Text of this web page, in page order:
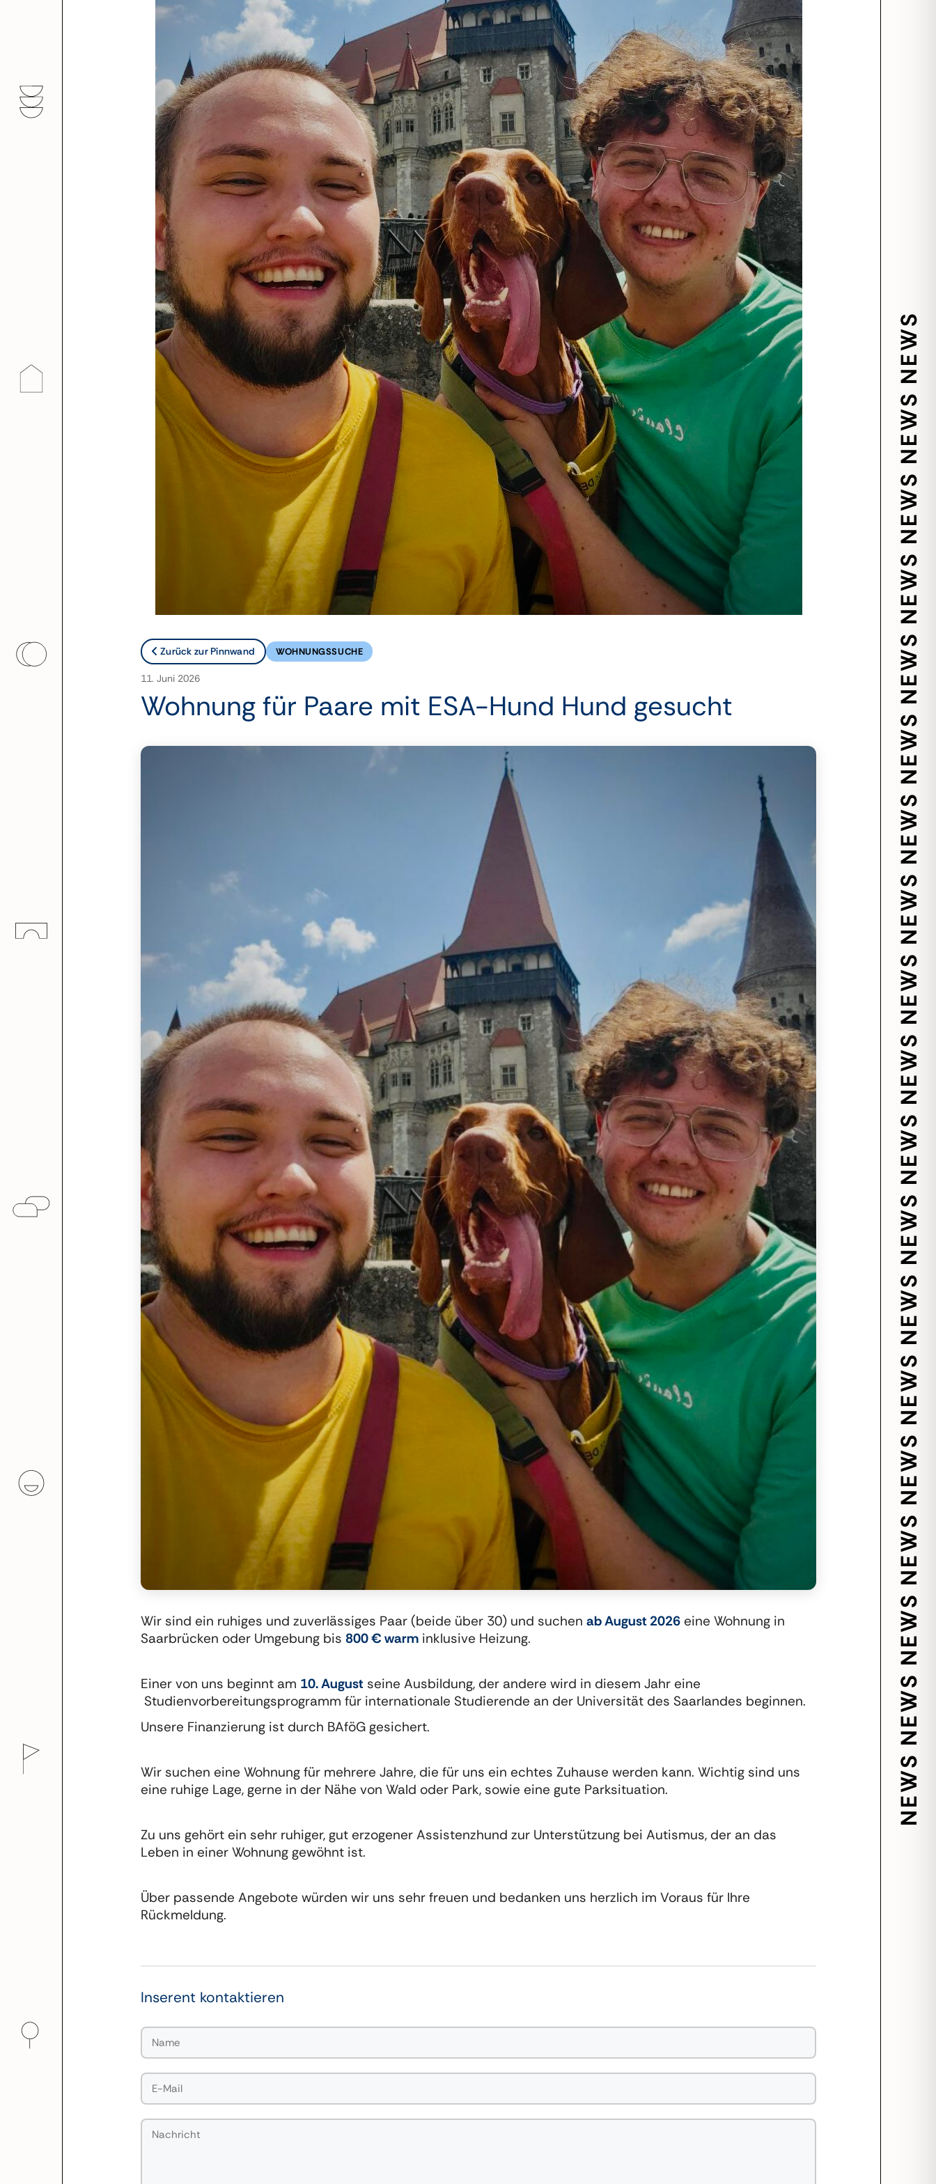
Zurück zur Pinnwand WOHNUNGSSUCHE
11. Juni 2026
Wohnung für Paare mit ESA-Hund Hund gesucht
Wir sind ein ruhiges und zuverlässiges Paar (beide über 30) und suchen ab August 2026 eine Wohnung in
Saarbrücken oder Umgebung bis 800 € warm inklusive Heizung.
Einer von uns beginnt am 10. August seine Ausbildung, der andere wird in diesem Jahr eine
Studienvorbereitungsprogramm für internationale Studierende an der Universität des Saarlandes beginnen.
Unsere Finanzierung ist durch BAföG gesichert.
Wir suchen eine Wohnung für mehrere Jahre, die für uns ein echtes Zuhause werden kann. Wichtig sind uns
eine ruhige Lage, gerne in der Nähe von Wald oder Park, sowie eine gute Parksituation.
Zu uns gehört ein sehr ruhiger, gut erzogener Assistenzhund zur Unterstützung bei Autismus, der an das
Leben in einer Wohnung gewöhnt ist.
Über passende Angebote würden wir uns sehr freuen und bedanken uns herzlich im Voraus für Ihre
Rückmeldung.
Inserent kontaktieren